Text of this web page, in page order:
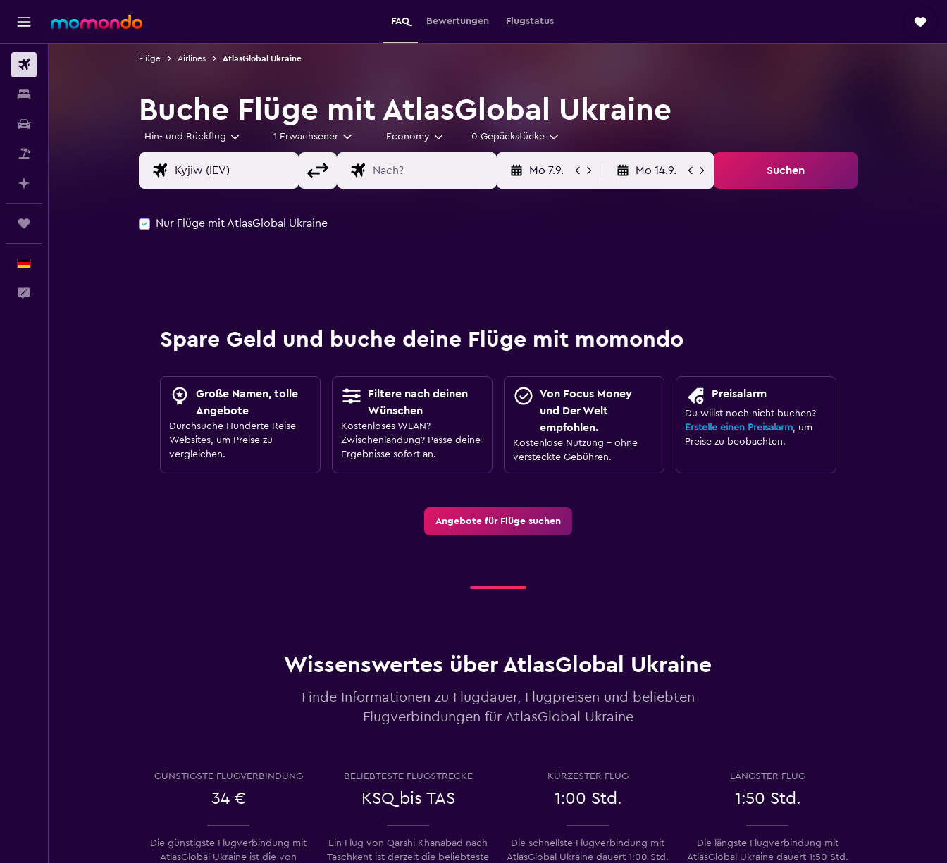
FAQ Bewertungen Flugstatus
Flüge Airlines AtlasGlobal Ukraine
Buche Flüge mit AtlasGlobal Ukraine
Hin- und Rückflug 1 Erwachsener Economy 0 Gepäckstücke
Mo 7.9. Mo 14.9. Suchen
Nur Flüge mit AtlasGlobal Ukraine
Spare Geld und buche deine Flüge mit momondo
Große Namen, tolle
Angebote
Durchsuche Hunderte Reise-
Websites, um Preise zu
vergleichen.
Filtere nach deinen
Wünschen
Kostenloses WLAN?
Zwischenlandung? Passe deine
Ergebnisse sofort an.
Von Focus Money
und Der Welt
empfohlen.
Kostenlose Nutzung – ohne
versteckte Gebühren.
Preisalarm
Du willst noch nicht buchen?
Erstelle einen Preisalarm, um
Preise zu beobachten.
Angebote für Flüge suchen
Wissenswertes über AtlasGlobal Ukraine
Finde Informationen zu Flugdauer, Flugpreisen und beliebten
Flugverbindungen für AtlasGlobal Ukraine
GÜNSTIGSTE FLUGVERBINDUNG
34 €
BELIEBTESTE FLUGSTRECKE
KSQ bis TAS
KÜRZESTER FLUG
1:00 Std.
LÄNGSTER FLUG
1:50 Std.
Die günstigste Flugverbindung mit
AtlasGlobal Ukraine ist die von
Ein Flug von Qarshi Khanabad nach
Taschkent ist derzeit die beliebteste
Die schnellste Flugverbindung mit
AtlasGlobal Ukraine dauert 1:00 Std.
Die längste Flugverbindung mit
AtlasGlobal Ukraine dauert 1:50 Std.